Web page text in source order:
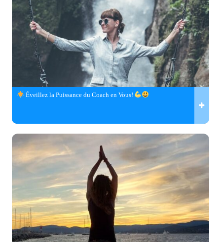
Éveillez la Puissance du Coach en Vous!